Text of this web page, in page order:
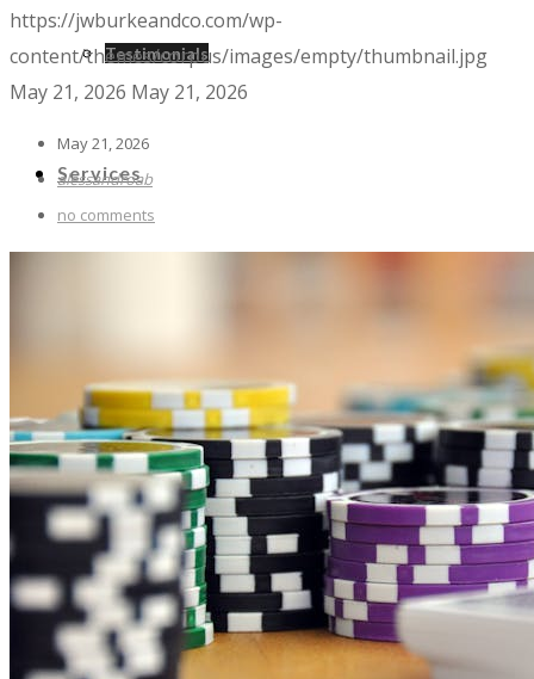
Testimonials
Services
Landlord Representation
Real Estate Consulting
Real Estate Investment Sales
https://jwburkeandco.com/wp-
content/themes/corpus/images/empty/thumbnail.jpg
May 21, 2026 May 21, 2026
May 21, 2026
alessandroab
no comments